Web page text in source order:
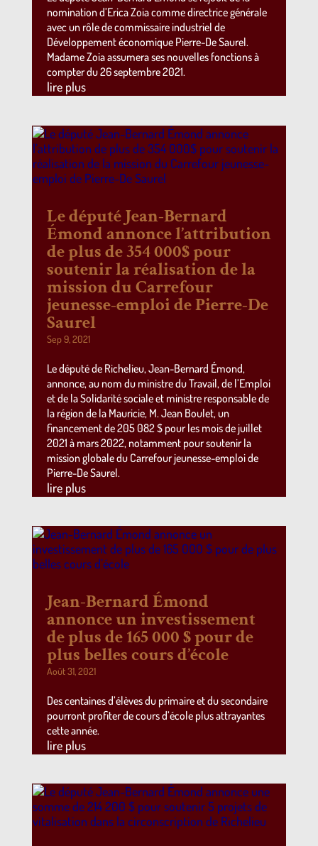
nomination d’Erica Zoia comme directrice générale
avec un rôle de commissaire industriel de
Développement économique Pierre-De Saurel.
Madame Zoia assumera ses nouvelles fonctions à
compter du 26 septembre 2021.
lire plus
Le député Jean-Bernard
Émond annonce l’attribution
de plus de 354 000$ pour
soutenir la réalisation de la
mission du Carrefour
jeunesse-emploi de Pierre-De
Saurel
Sep 9, 2021
Le député de Richelieu, Jean-Bernard Émond,
annonce, au nom du ministre du Travail, de l’Emploi
et de la Solidarité sociale et ministre responsable de
la région de la Mauricie, M. Jean Boulet, un
financement de 205 082 $ pour les mois de juillet
2021 à mars 2022, notamment pour soutenir la
mission globale du Carrefour jeunesse-emploi de
Pierre-De Saurel.
lire plus
Jean-Bernard Émond
annonce un investissement
de plus de 165 000 $ pour de
plus belles cours d’école
Août 31, 2021
Des centaines d’élèves du primaire et du secondaire
pourront profiter de cours d’école plus attrayantes
cette année.
lire plus